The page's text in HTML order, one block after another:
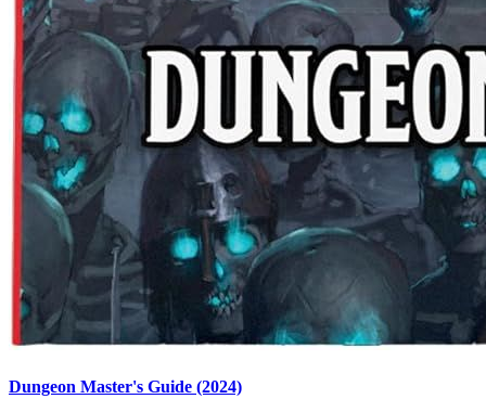
Dungeon Master's Guide (2024)